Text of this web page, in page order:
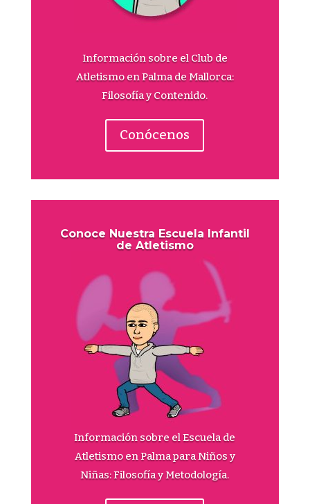
Información sobre el Club de
Atletismo en Palma de Mallorca:
Filosofía y Contenido.
Conócenos
Conoce Nuestra Escuela Infantil
de Atletismo
Información sobre el Escuela de
Atletismo en Palma para Niños y
Niñas: Filosofía y Metodología.